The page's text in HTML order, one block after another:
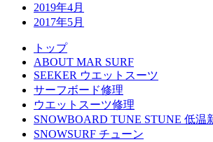
2019年4月
2017年5月
トップ
ABOUT MAR SURF
SEEKER ウエットスーツ
サーフボード修理
ウエットスーツ修理
SNOWBOARD TUNE STUNE 低温
SNOWSURF チューン